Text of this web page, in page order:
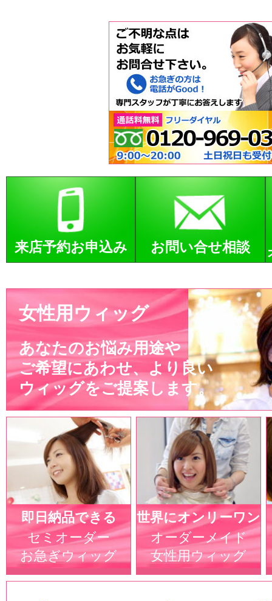
来店予約お申込み お問い合せ相談
女性用ウィッグ
あなたのお悩み用途や
ご希望にあわせ、より良い
ウィッグをご提案します。
即日納品できる
セミオーダー
お急ぎウィッグ
世界にオンリーワン
オーダーメイド
女性用ウィッグ